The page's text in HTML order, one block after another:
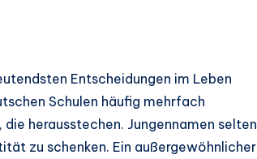
Entscheidungen im Leben
Schulen häufig mehrfach
herausstechen. Jungennamen selten
zu schenken. Ein außergewöhnlicher